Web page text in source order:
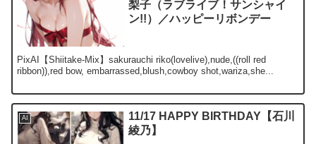
梨子（ラブライブ！サンシャイ
ン!!）／ハッピーリボンデー
PixAI【Shiitake-Mix】sakurauchi riko(lovelive),nude,((roll red
ribbon)),red bow, embarrassed,blush,cowboy shot,wariza,she...
AI
11/17 HAPPY BIRTHDAY【石川
綾乃】